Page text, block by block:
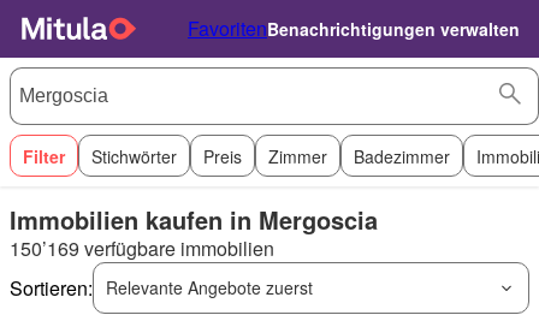
FavoritenBenachrichtigungen verwalten
Filter Stichwörter Preis Zimmer Badezimmer
Immobilien kaufen in Mergoscia
150’169 verfügbare immobilien
Sortieren:
Relevante Angebote zuerst